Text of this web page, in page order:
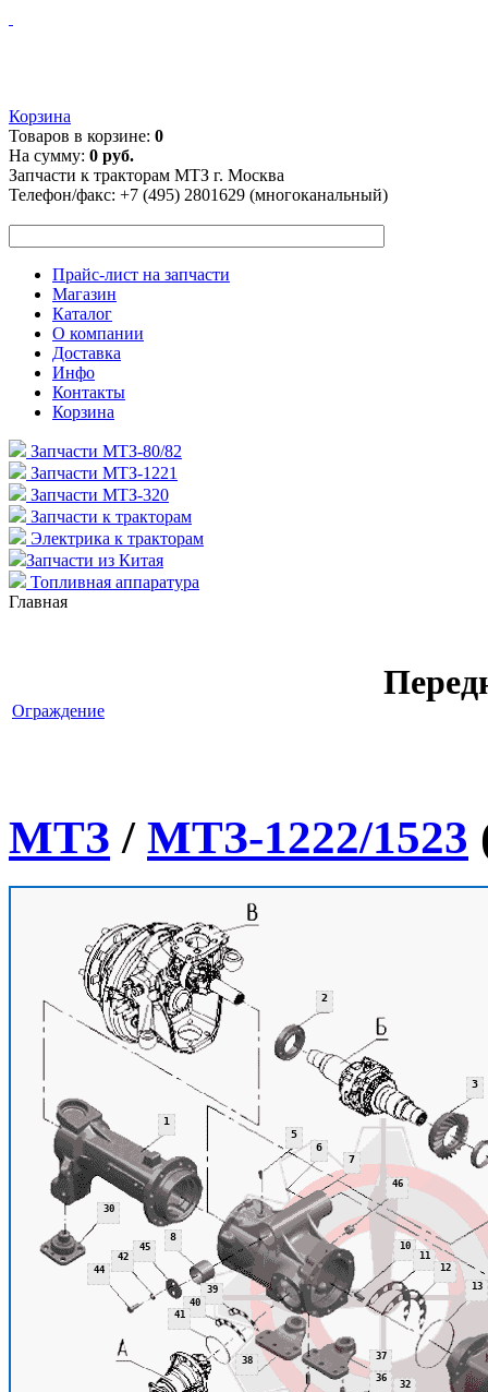
Корзина
Товаров в корзине: 0
На сумму: 0 руб.
Запчасти к тракторам МТЗ г. Москва
Телефон/факс: +7 (495) 2801629 (многоканальный)
Прайс-лист на запчасти
Магазин
Каталог
О компании
Доставка
Инфо
Контакты
Корзина
Запчасти МТЗ-80/82
Запчасти МТЗ-1221
Запчасти МТЗ-320
Запчасти к тракторам
Электрика к тракторам
Запчасти из Китая
Топливная аппаратура
Главная
Ограждение
МТЗ / МТЗ-1222/1523
1
2
3
5
6
7
8
10
11
12
13
30
32
36
37
38
39
40
41
42
44
45
46